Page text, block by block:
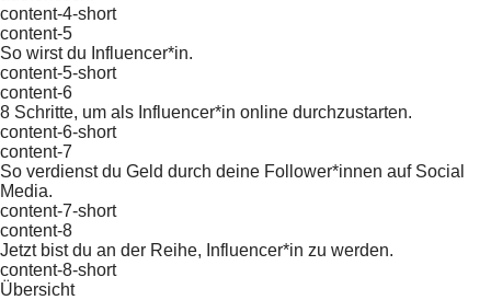
content-4-short
content-5
So wirst du Influencer*in.
content-5-short
content-6
8 Schritte, um als Influencer*in online durchzustarten.
content-6-short
content-7
So verdienst du Geld durch deine Follower*innen auf Social
Media.
content-7-short
content-8
Jetzt bist du an der Reihe, Influencer*in zu werden.
content-8-short
Übersicht